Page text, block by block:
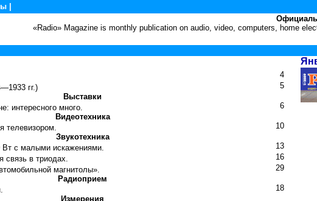
«Radio» Magazine is monthly publication on audio, video, computers, home
4
гг.)
5
Выставки
интересного много.
6
Видеотехника
телевизором.
10
Звукотехника
с малыми искажениями.
13
связь в триодах.
16
магнитолы».
29
Радиоприем
18
Измерения